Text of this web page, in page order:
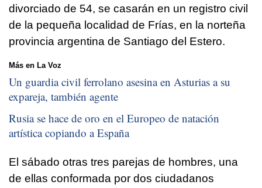
divorciado de 54, se casarán en un registro civil
de la pequeña localidad de Frías, en la norteña
provincia argentina de Santiago del Estero.
Más en La Voz
Un guardia civil ferrolano asesina en Asturias a su
expareja, también agente
Rusia se hace de oro en el Europeo de natación
artística copiando a España
El sábado otras tres parejas de hombres, una
de ellas conformada por dos ciudadanos